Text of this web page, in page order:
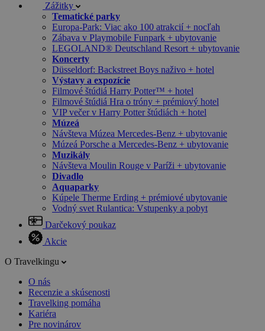
Zážitky
Tematické parky
Europa-Park: Viac ako 100 atrakcií + nocľah
Zábava v Playmobile Funpark + ubytovanie
LEGOLAND® Deutschland Resort + ubytovanie
Koncerty
Düsseldorf: Backstreet Boys naživo + hotel
Výstavy a expozície
Filmové štúdiá Harry Potter™ + hotel
Filmové štúdiá Hra o tróny + prémiový hotel
VIP večer v Harry Potter štúdiách + hotel
Múzeá
Návšteva Múzea Mercedes-Benz + ubytovanie
Múzeá Porsche a Mercedes-Benz + ubytovanie
Muzikály
Návšteva Moulin Rouge v Paríži + ubytovanie
Divadlo
Aquaparky
Kúpele Therme Erding + prémiové ubytovanie
Vodný svet Rulantica: Vstupenky a pobyt
Darčekový poukaz
Akcie
O Travelkingu
O nás
Recenzie a skúsenosti
Travelking pomáha
Kariéra
Pre novinárov